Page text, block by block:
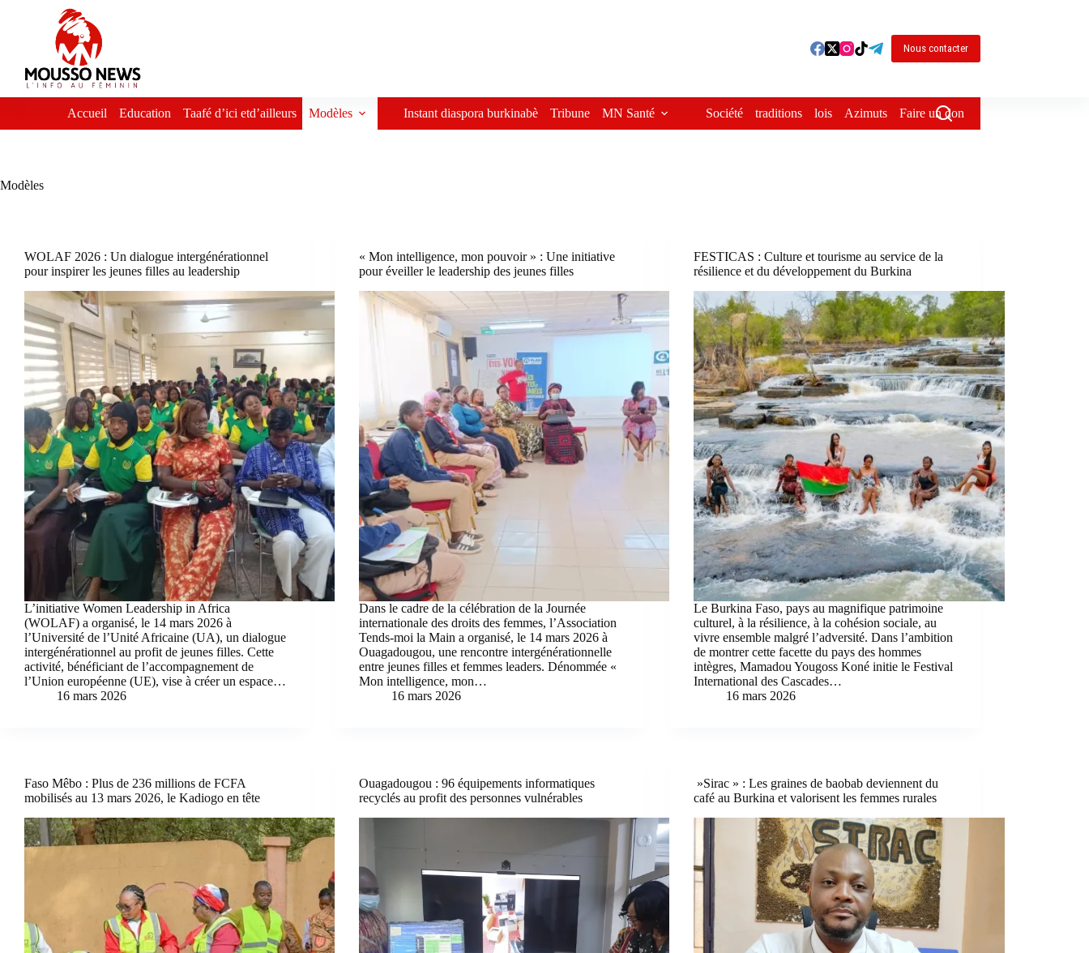
Nous contacter
Accueil Education Taafé d’ici etd’ailleurs Modèles Instant diaspora burkinabè Tribune MN Santé Société traditions lois Azimuts Faire un don
Modèles
WOLAF 2026 : Un dialogue intergénérationnel
pour inspirer les jeunes filles au leadership
L’initiative Women Leadership in Africa
(WOLAF) a organisé, le 14 mars 2026 à
l’Université de l’Unité Africaine (UA), un dialogue
intergénérationnel au profit de jeunes filles. Cette
activité, bénéficiant de l’accompagnement de
l’Union européenne (UE), vise à créer un espace…
16 mars 2026
« Mon intelligence, mon pouvoir » : Une initiative
pour éveiller le leadership des jeunes filles
Dans le cadre de la célébration de la Journée
internationale des droits des femmes, l’Association
Tends-moi la Main a organisé, le 14 mars 2026 à
Ouagadougou, une rencontre intergénérationnelle
entre jeunes filles et femmes leaders. Dénommée «
Mon intelligence, mon…
16 mars 2026
FESTICAS : Culture et tourisme au service de la
résilience et du développement du Burkina
Le Burkina Faso, pays au magnifique patrimoine
culturel, à la résilience, à la cohésion sociale, au
vivre ensemble malgré l’adversité. Dans l’ambition
de montrer cette facette du pays des hommes
intègres, Mamadou Yougoss Koné initie le Festival
International des Cascades…
16 mars 2026
Faso Mêbo : Plus de 236 millions de FCFA
mobilisés au 13 mars 2026, le Kadiogo en tête
Ouagadougou : 96 équipements informatiques
recyclés au profit des personnes vulnérables
»Sirac » : Les graines de baobab deviennent du
café au Burkina et valorisent les femmes rurales